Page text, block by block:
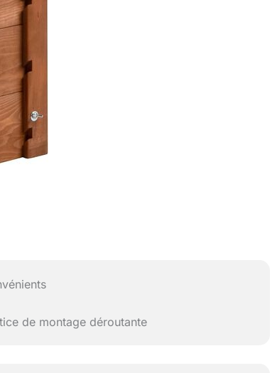
de montage déroutante